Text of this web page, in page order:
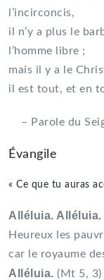
l’incirconcis,
il n’y a plus le
l’homme libre ;
mais il y a le
il est tout, et en
– Parole du
Évangile
« Ce que tu auras
Alléluia. Alléluia.
Heureux les
car le royaume
Alléluia. (Mt 5, 3)